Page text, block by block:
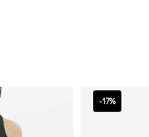
-17%